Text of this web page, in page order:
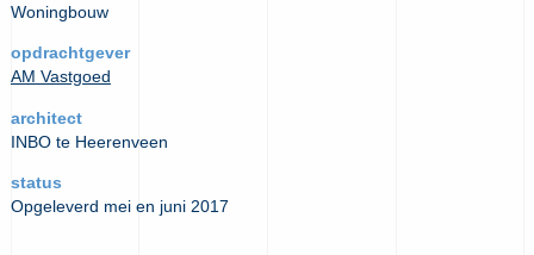
Woningbouw
opdrachtgever
AM Vastgoed
architect
INBO te Heerenveen
status
Opgeleverd mei en juni 2017